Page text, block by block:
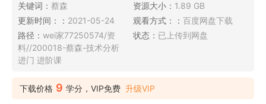
关键词： 蔡森 资源大小： 1.89 GB
更新时间：： 2021-05-24 观看方式：： 百度网盘下载
路径： wei家77250574/资
料//200018-蔡森-技术分析
进门 进阶课
状态： 已上传到网盘
下载价格 9 学分，VIP免费 升级VIP